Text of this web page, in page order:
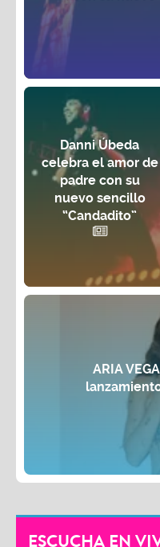
Danni Úbeda
celebra el amor de
padre con su
nuevo sencillo
“Candadito”
ARIA
lanzamiento
ESCUCHA EN